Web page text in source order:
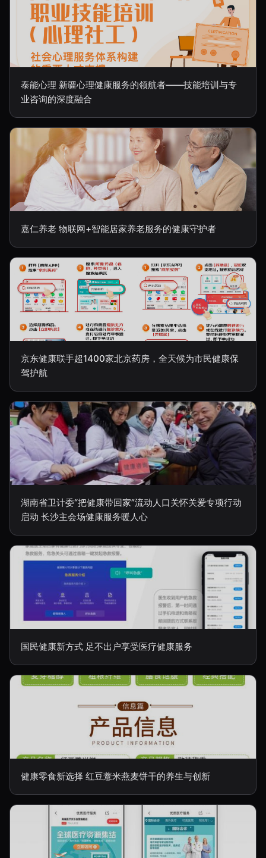
泰能心理 新疆心理健康服务的领航者——技能培训与专
业咨询的深度融合
嘉仁养老 物联网+智能居家养老服务的健康守护者
京东健康联手超1400家北京药房，全天候为市民健康保
驾护航
湖南省卫计委“把健康带回家”流动人口关怀关爱专项行动
启动 长沙主会场健康服务暖人心
国民健康新方式 足不出户享受医疗健康服务
健康零食新选择 红豆薏米燕麦饼干的养生与创新